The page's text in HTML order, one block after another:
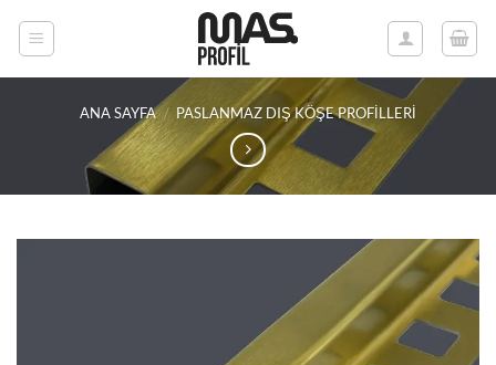
ANA SAYFA / PASLANMAZ DIŞ KÖŞE PROFILLERI